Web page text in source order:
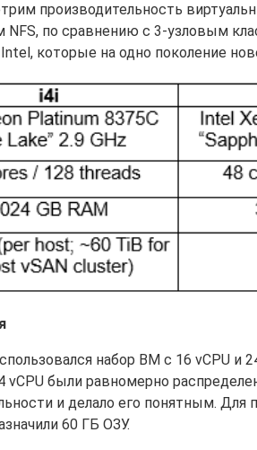
производительность
NFS, по сравнению с 3-узловым
которые на одно поколение
набор ВМ с 16 vCPU и
vCPU были равномерно
и делало его понятным. Для
60 ГБ ОЗУ.